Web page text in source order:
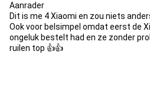
Aanrader
Dit is me 4 Xiaomi en zou niets
Ook voor belsimpel omdat eerst de
ongeluk bestelt had en ze zonder
ruilen top 👍👍